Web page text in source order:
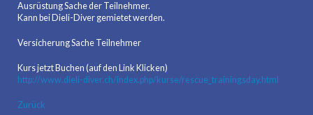
Ausrüstung Sache der Teilnehmer.
Kann bei Dieli-Diver gemietet werden.
Versicherung Sache Teilnehmer
Kurs jetzt Buchen (auf den Link Klicken)
http://www.dieli-diver.ch/index.php/kurse/rescue_trainingsday.html
Zurück